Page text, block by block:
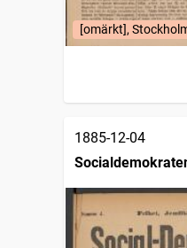
[omärkt],
1885-12-04